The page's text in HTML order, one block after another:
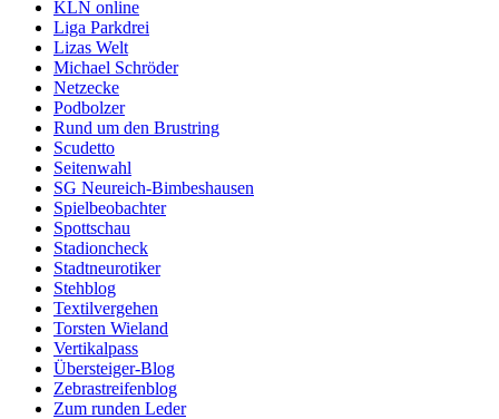
KLN online
Liga Parkdrei
Lizas Welt
Michael Schröder
Netzecke
Podbolzer
Rund um den Brustring
Scudetto
Seitenwahl
SG Neureich-Bimbeshausen
Spielbeobachter
Spottschau
Stadioncheck
Stadtneurotiker
Stehblog
Textilvergehen
Torsten Wieland
Vertikalpass
Übersteiger-Blog
Zebrastreifenblog
Zum runden Leder